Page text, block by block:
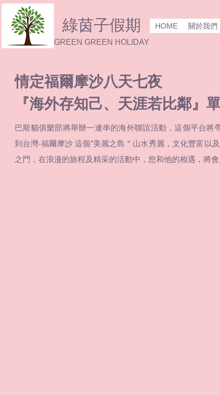
綠茵子假期
GREEN GREEN HOLIDAY
HOME 關於我們
情定福爾摩沙八天七夜
『海外存知己、天涯若比鄰』
巴斯貓俱樂部將舉辦一連串的海外聯誼活動，這個平台
到台灣-福爾摩沙 這個“美麗之島＂山水秀麗，文化豐富以
之門，在浪漫的旅程及精采的活動中，您和他的相遇，將